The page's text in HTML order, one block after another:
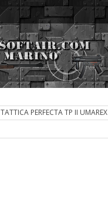
PERFECTA TP II UMAREX